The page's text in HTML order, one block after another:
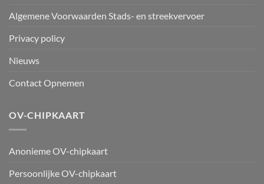
Algemene Voorwaarden Stads- en streekvervoer
Privacy policy
Nieuws
Contact Opnemen
OV-CHIPKAART
Anonieme OV-chipkaart
Persoonlijke OV-chipkaart